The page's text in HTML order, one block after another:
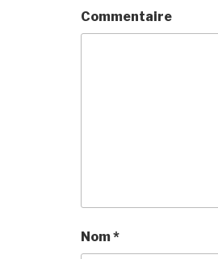
Commentaire
Nom*